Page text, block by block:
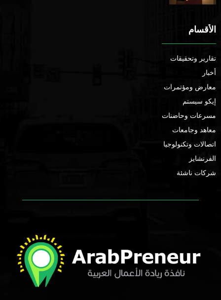
الأقسام
تقارير وتحقيقات
أخبار
معارض ومؤتمرات
إيكو سيستم
مسرعات وحاضنات
معاهد وجامعات
اتصالات وتكنولوجيا
الفرنشايز
شركات ناشئة